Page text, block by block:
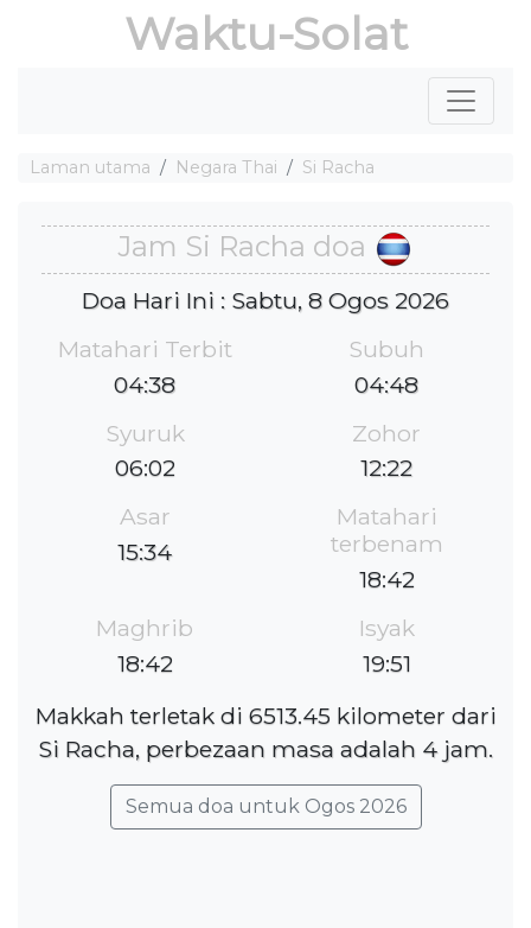
Waktu-Solat
Laman utama Negara Thai Si Racha
Jam Si Racha doa
Doa Hari Ini : Sabtu, 8 Ogos 2026
Matahari Terbit
04:38
Subuh
04:48
Syuruk
06:02
Zohor
12:22
Asar
15:34
Matahari
terbenam
18:42
Maghrib
18:42
Isyak
19:51
Makkah terletak di 6513.45 kilometer dari
Si Racha, perbezaan masa adalah 4 jam.
Semua doa untuk Ogos 2026